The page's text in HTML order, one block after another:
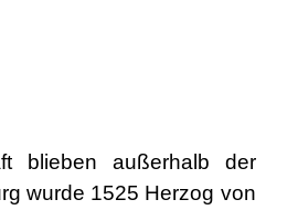
blieben außerhalb der
wurde 1525 Herzog von